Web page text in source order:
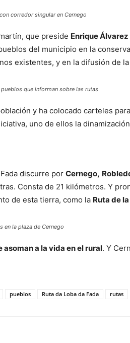
corredor singular en Cernego
que preside Enrique
del municipio en la
existentes, y en la difusión de
que informan sobre las rutas
y ha colocado carteles
uno de ellos la
discurre por Cernego,
Consta de 21 kilómetros. Y
de esta tierra, como la Ruta de
en la plaza de Cernego
asoman a la vida en el rural. Y
pueblos Ruta da Loba da Fada rutas